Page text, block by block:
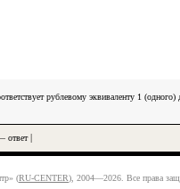
рублевому эквиваленту 1
ответ|
(RU-CENTER), 2004—2026. Все права